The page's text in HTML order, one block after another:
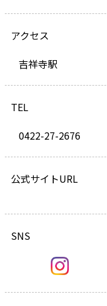
アクセス
吉祥寺駅
TEL
0422-27-2676
公式サイトURL
SNS